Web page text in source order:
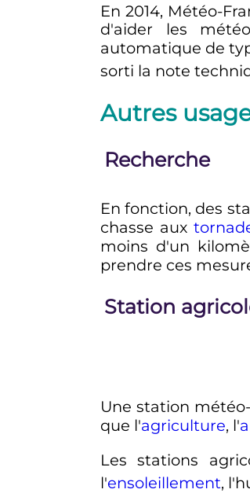
En 2014, Météo-
d'aider les
automatique de
sorti la note
Autres
Recherche
En fonction, des
chasse aux
moins d'un
prendre ces
Station
Une station
que l'agriculture, l'
Les stations
l'ensoleillement,